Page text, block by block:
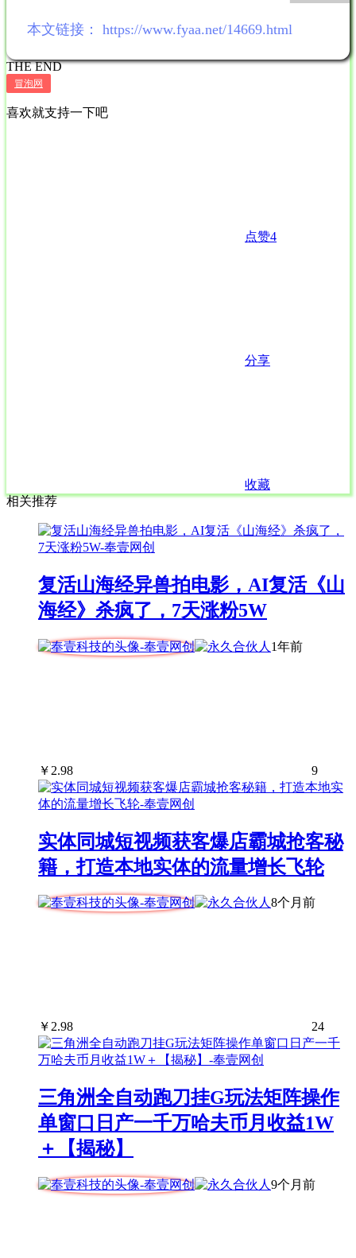
本文链接： https://www.fyaa.net/14669.html
THE END
冒泡网
喜欢就支持一下吧
点赞4
分享
收藏
相关推荐
复活山海经异兽拍电影，AI复活《山
海经》杀疯了，7天涨粉5W
1年前
￥ 2.98 9
实体同城短视频获客爆店霸城抢客秘
籍，打造本地实体的流量增长飞轮
8个月前
￥2.98 24
三角洲全自动跑刀挂G玩法矩阵操作
单窗口日产一千万哈夫币月收益1W
＋【揭秘】
9个月前